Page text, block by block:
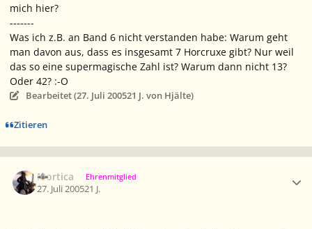
mich hier?
-------
Was ich z.B. an Band 6 nicht verstanden habe: Warum geht
man davon aus, dass es insgesamt 7 Horcruxe gibt? Nur weil
das so eine supermagische Zahl ist? Warum dann nicht 13?
Oder 42? :-O
Bearbeitet (27. Juli 200521 J. von Hjälte)
Zitieren
Mortica Ehrenmitglied
27. Juli 200521 J.